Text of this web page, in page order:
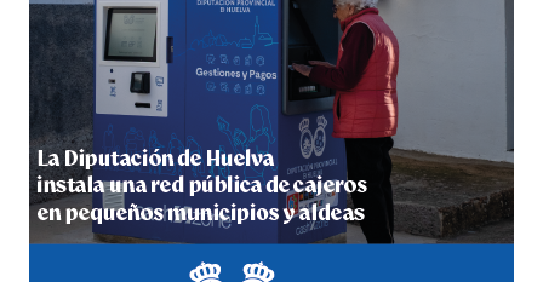
5º DÍA DE LAS FIESTAS COLOMBINAS 2026
hace 6 días·Huelvatv